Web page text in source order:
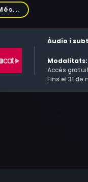
que lluiten per a
Orozco, Manu
humanes
Àudio i
Modalitats:
Accés
Fins el 31 de